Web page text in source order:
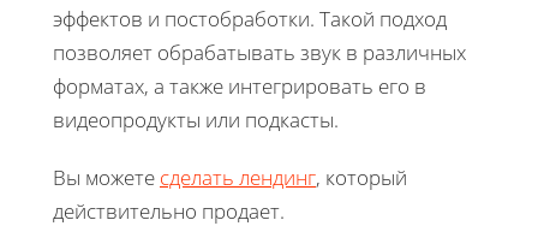
эффектов и постобработки. Такой подход
позволяет обрабатывать звук в различных
форматах, а также интегрировать его в
видеопродукты или подкасты.
Вы можете сделать лендинг, который
действительно продает.